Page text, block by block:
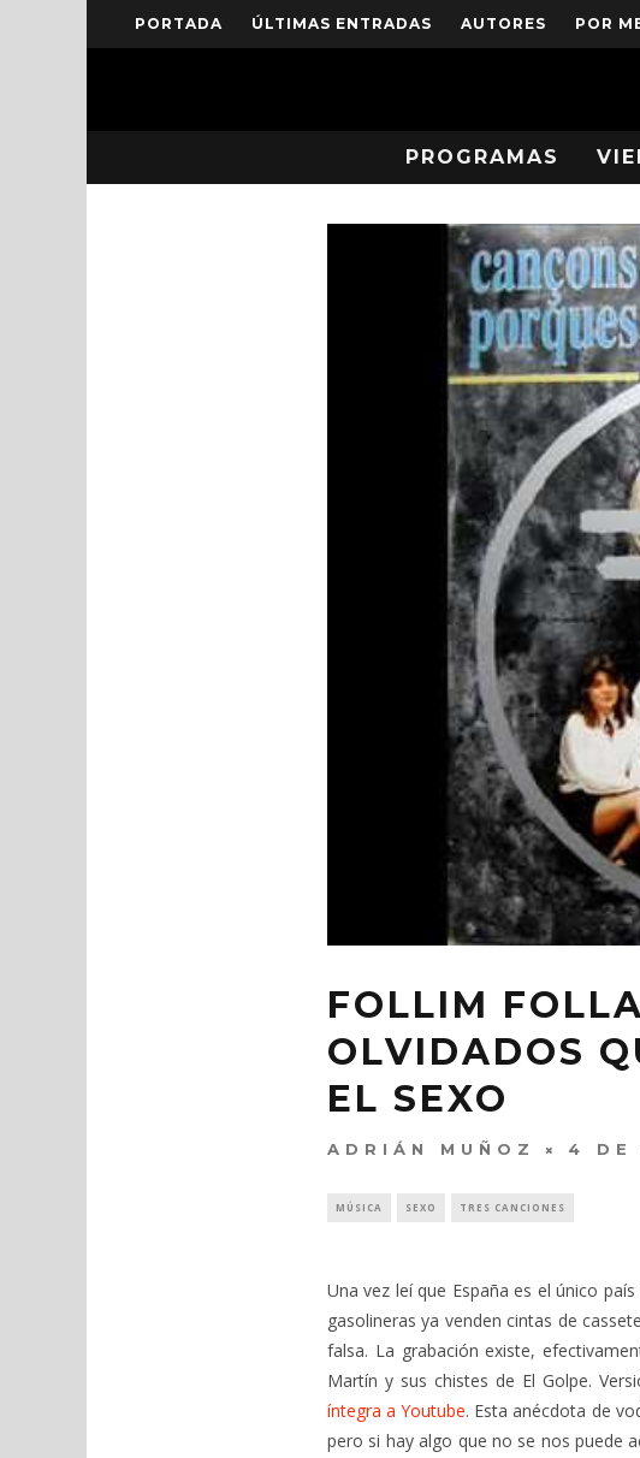
PORTADA ÚLTIMAS ENTRADAS AUTORES POR
PROGRAMAS
FOLLIM
OLVIDADOS
EL SEXO
ADRIÁN MUÑOZ 4 DE
MÚSICA SEXO TRES CANCIONES
Una vez leí que España es el único
gasolineras ya venden cintas de
falsa. La grabación existe,
Martín y sus chistes de El Golpe.
íntegra a Youtube. Esta anécdota de
pero si hay algo que no se nos puede